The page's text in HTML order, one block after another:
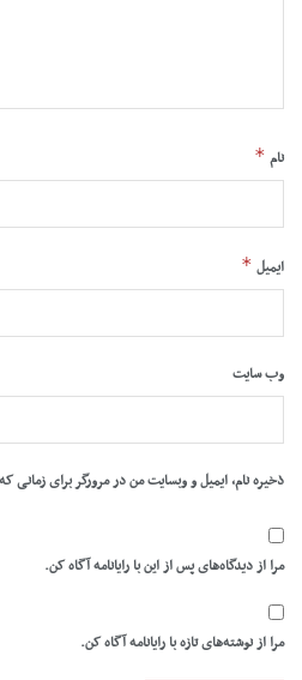
نام *
ایمیل *
وب‌ سایت
ذخیره نام، ایمیل و وبسایت من در مرورگر برای زمانی
مرا از دیدگاه‌های پس از این با رایانامه آگاه کن.
مرا از نوشته‌های تازه با رایانامه آگاه کن.